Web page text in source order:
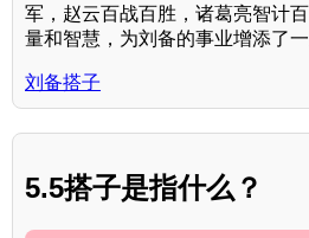
军，赵云百战百胜，诸葛亮智计
量和智慧，为刘备的事业增添了一
刘备搭子
5.5搭子是指什么？